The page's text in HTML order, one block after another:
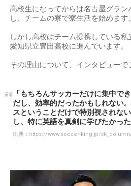
高校生になってからは名古屋グラン
し、チームの寮で寮生活を始めます。
しかし高校はチーム提携している
愛知県立豊田高校に進んでいます。
その理由について、インタビューで
「もちろんサッカーだけに集中で
だし、効率的だったかもしれない
スということだけで特別視されな
し、特に英語を真剣に学びたかった
出典： https://www.soccer-king.jp/